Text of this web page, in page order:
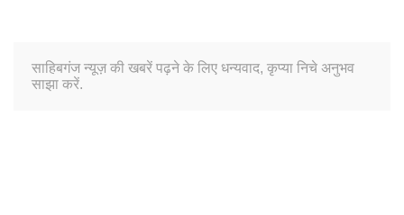
साहिबगंज न्यूज़ की खबरें पढ़ने के लिए धन्यवाद, कृप्या निचे अनुभव
साझा करें.